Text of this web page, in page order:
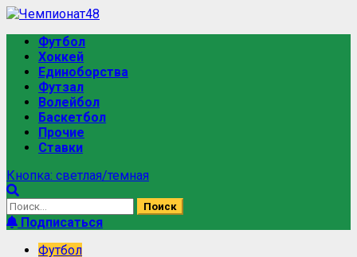
Футбол
Хоккей
Единоборства
Футзал
Волейбол
Баскетбол
Прочие
Ставки
Кнопка: светлая/темная
Подписаться
Футбол